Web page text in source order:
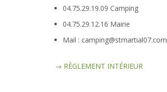
04.75.29.19.09 Camping
04.75.29.12.16 Mairie
Mail : camping@stmartial07.com
→ RÈGLEMENT INTÉRIEUR